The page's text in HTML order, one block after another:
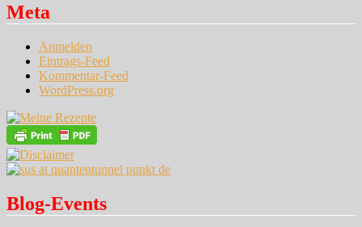
Meta
Anmelden
Eintrags-Feed
Kommentar-Feed
WordPress.org
Blog-Events